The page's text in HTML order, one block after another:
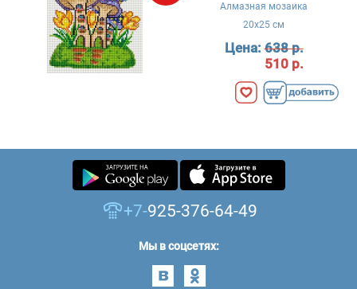
Алмазная мозаика
20x25 см
Цена:638 р.
510 р.
+7-925-376-64-49
Мы в соцсетях: